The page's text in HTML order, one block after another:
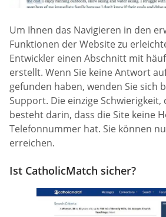
Um Ihnen das Navigieren in den
Funktionen der Website zu
Entwickler einen Abschnitt mit
erstellt. Wenn Sie keine Antwort
gefunden haben, wenden Sie sich
Support. Die einzige
besteht darin, dass die Site keine
Telefonnummer hat. Sie können
erreichen.
Ist CatholicMatch sicher?